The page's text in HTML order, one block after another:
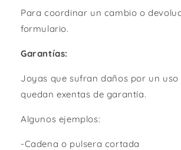
Para coordinar un cambio o
formulario.
Garantías:
Joyas que sufran daños por un uso
quedan exentas de garantía.
Algunos ejemplos:
-Cadena o pulsera cortada